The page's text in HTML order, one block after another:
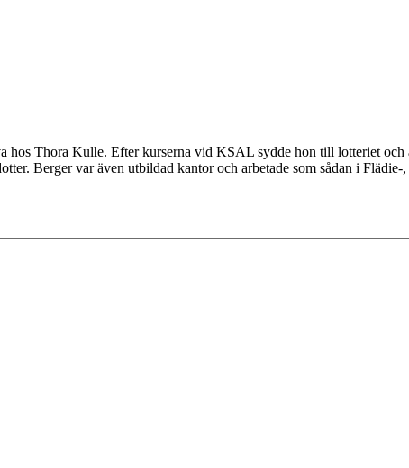
Thora Kulle. Efter kurserna vid KSAL sydde hon till lotteriet och
Berger var även utbildad kantor och arbetade som sådan i